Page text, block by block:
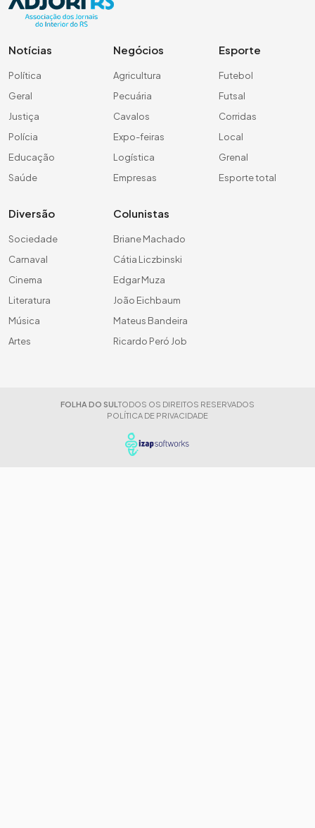
Notícias
Política
Geral
Justiça
Polícia
Educação
Saúde
Negócios
Agricultura
Pecuária
Cavalos
Expo-feiras
Logística
Empresas
Esporte
Futebol
Futsal
Corridas
Local
Grenal
Esporte total
Diversão
Sociedade
Carnaval
Cinema
Literatura
Música
Artes
Colunistas
Briane Machado
Cátia Liczbinski
Edgar Muza
João Eichbaum
Mateus Bandeira
Ricardo Peró Job
FOLHA DO SUL TODOS OS DIREITOS RESERVADOS
POLÍTICA DE PRIVACIDADE